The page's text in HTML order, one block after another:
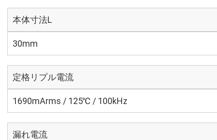
本体寸法L
30mm
定格リプル電流
1690mArms / 125℃ / 100kHz
漏れ電流